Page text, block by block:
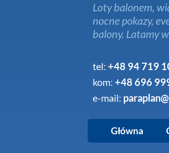
Loty balonem,
nocne pokazy,
balony. Latamy
tel: +48 94 719
kom: +48 696
e-mail:
Główna